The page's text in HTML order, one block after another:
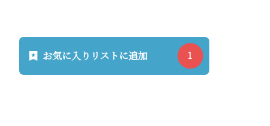
お気に入りリストに追加